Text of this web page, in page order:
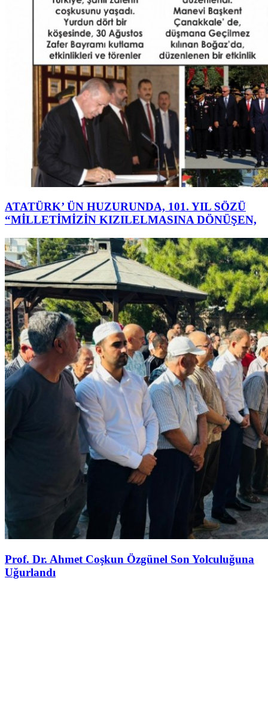
ATATÜRK’ ÜN HUZURUNDA, 101. YIL SÖZÜ
“MİLLETİMİZİN KIZILELMASINA DÖNÜŞEN,
Prof. Dr. Ahmet Coşkun Özgünel Son Yolculuğuna
Uğurlandı